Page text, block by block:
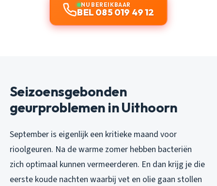
NU BEREIKBAAR
BEL 085 019 49 12
Seizoensgebonden
geurproblemen in Uithoorn
September is eigenlijk een kritieke maand voor
rioolgeuren. Na de warme zomer hebben bacteriën
zich optimaal kunnen vermeerderen. En dan krijg je die
eerste koude nachten waarbij vet en olie gaan stollen